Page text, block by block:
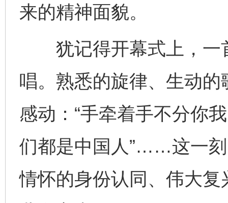
来的精神面貌。
犹记得开幕式上，一
唱。熟悉的旋律、生动
感动：“手牵着手不分你
们都是中国人”……这一
情怀的身份认同、伟大